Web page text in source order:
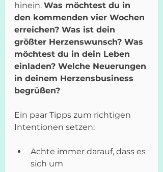
hinein. Was möchtest du in
den kommenden vier Wochen
erreichen? Was ist dein
größter Herzenswunsch? Was
möchtest du in dein Leben
einladen? Welche Neuerungen
in deinem Herzensbusiness
begrüßen?
Ein paar Tipps zum richtigen
Intentionen setzen:
Achte immer darauf, dass es
sich um